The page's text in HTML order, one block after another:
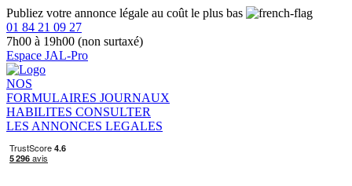
Publiez votre annonce légale au coût le plus bas
01 84 21 09 27
7h00 à 19h00 (non surtaxé)
Espace JAL-Pro
NOS
FORMULAIRES JOURNAUX
HABILITES CONSULTER
LES ANNONCES LEGALES